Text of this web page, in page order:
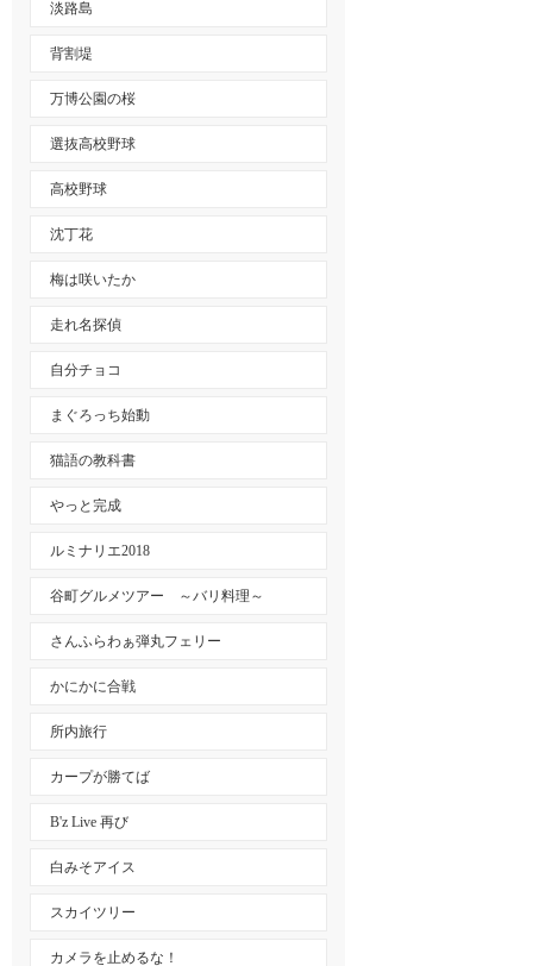
淡路島
背割堤
万博公園の桜
選抜高校野球
高校野球
沈丁花
梅は咲いたか
走れ名探偵
自分チョコ
まぐろっち始動
猫語の教科書
やっと完成
ルミナリエ2018
谷町グルメツアー ～バリ料理～
さんふらわぁ弾丸フェリー
かにかに合戦
所内旅行
カープが勝てば
B'z Live 再び
白みそアイス
スカイツリー
カメラを止めるな！